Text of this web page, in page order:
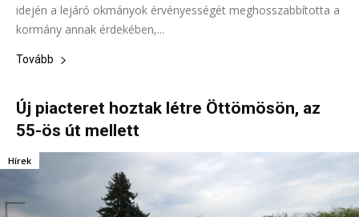
idején a lejáró okmányok érvényességét meghosszabbította a
kormány annak érdekében,...
Tovább
Új piacteret hoztak létre Öttömösön, az
55-ös út mellett
Hírek